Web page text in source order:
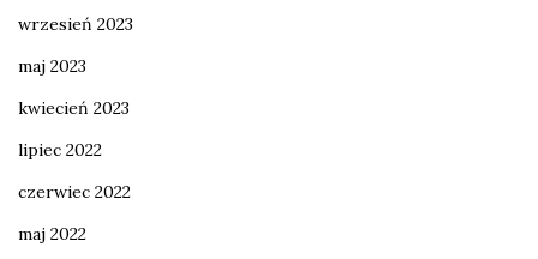
wrzesień 2023
maj 2023
kwiecień 2023
lipiec 2022
czerwiec 2022
maj 2022